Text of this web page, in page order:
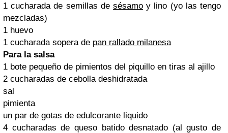
1 cucharada de semillas de sésamo y lino (yo las tengo
mezcladas)
1 huevo
1 cucharada sopera de pan rallado milanesa
Para la salsa
1 bote pequeño de pimientos del piquillo en tiras al ajillo
2 cucharadas de cebolla deshidratada
sal
pimienta
un par de gotas de edulcorante liquido
4 cucharadas de queso batido desnatado (al gusto de